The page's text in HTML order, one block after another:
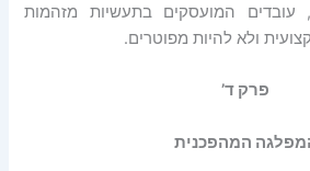
המועסקים בתעשיות מזהמות
ולא להיות מפוטרים.
פרק ד’
המהפכנית